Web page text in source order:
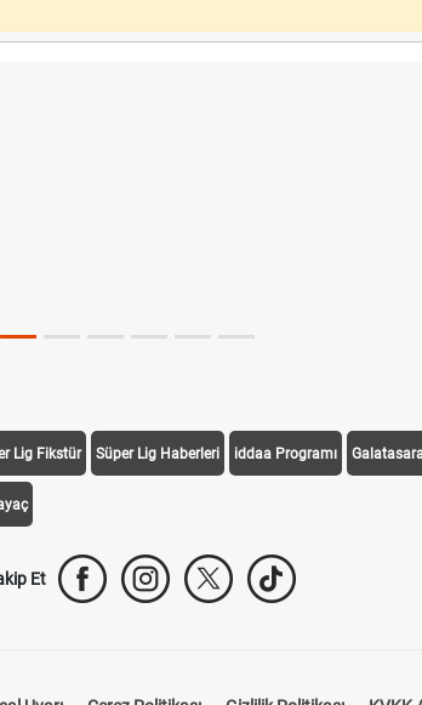
Lig Fikstür Süper Lig Haberleri iddaa Programı
Et